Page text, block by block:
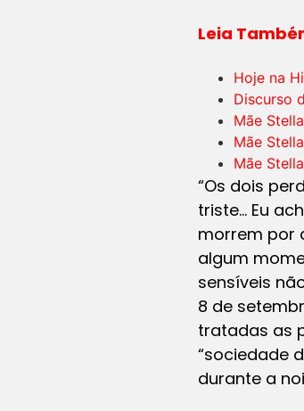
Leia
Hoje na
Discurso
Mãe
Mãe
Mãe
“Os dois
triste… Eu
morrem por
algum
sensíveis
8 de
tratadas as
“sociedade
durante a